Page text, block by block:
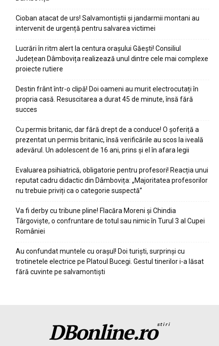
Cioban atacat de urs! Salvamontiștii și jandarmii montani au
intervenit de urgență pentru salvarea victimei
Lucrări în ritm alert la centura orașului Găești! Consiliul
Județean Dâmbovița realizează unul dintre cele mai complexe
proiecte rutiere
Destin frânt într-o clipă! Doi oameni au murit electrocutați în
propria casă. Resuscitarea a durat 45 de minute, însă fără
succes
Cu permis britanic, dar fără drept de a conduce! O șoferiță a
prezentat un permis britanic, însă verificările au scos la iveală
adevărul. Un adolescent de 16 ani, prins și el în afara legii
Evaluarea psihiatrică, obligatorie pentru profesori! Reacția unui
reputat cadru didactic din Dâmbovița: „Majoritatea profesorilor
nu trebuie priviți ca o categorie suspectă”
Va fi derby cu tribune pline! Flacăra Moreni și Chindia
Târgoviște, o confruntare de totul sau nimic în Turul 3 al Cupei
României
Au confundat muntele cu orașul! Doi turiști, surprinși cu
trotinetele electrice pe Platoul Bucegi. Gestul tinerilor i-a lăsat
fără cuvinte pe salvamontiști
DBonline.rostiri